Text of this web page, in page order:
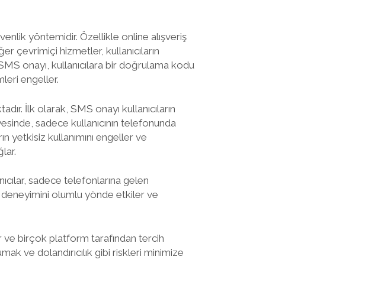
yöntemidir. Özellikle online alışveriş
çevrimiçi hizmetler, kullanıcıların
onayı, kullanıcılara bir doğrulama kodu
engeller.
İlk olarak, SMS onayı kullanıcıların
sadece kullanıcının telefonunda
yetkisiz kullanımını engeller ve
sadece telefonlarına gelen
olumlu yönde etkiler ve
ve birçok platform tarafından tercih
ve dolandırıcılık gibi riskleri minimize